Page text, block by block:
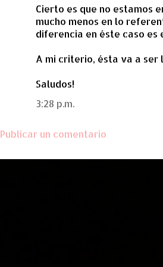
Cierto es que no estamos
mucho menos en lo
diferencia en éste caso
A mi criterio, ésta va a ser
Saludos!
3:28 p.m.
Publicar un comentario